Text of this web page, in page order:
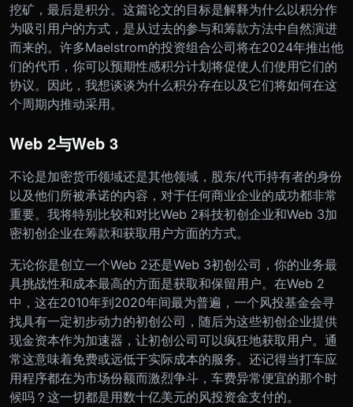
挖矿，最后是积分。这篇论文的目标是解释为什么以积分作
为吸引用户的方式，是从过去的参与和筹款方法中自然演进
而来的。许多Maelstrom的投资组合公司将在2024年推出他
们的代币，你可以预期性感积分计划将促使人们使用它们的
协议。因此，我想谈谈为什么积分存在以及它们将如何在这
个周期内推动采用。
Web 2与Web 3
不论是加密货币领域还是其他领域，股东/代币持有者的身份
以及他们所被承诺的内容，对于任何商业企业的成功都非常
重要。我将特别比较和对比Web 2科技初创企业和Web 3加
密初创企业在筹款和获取用户方面的方式。
无论你是创立一个Web 2还是Web 3初创公司，你的业务最
具挑战性和成本最高的方面是获取和保留用户。在Web 2
中，这在2010年到2020年间最为普遍，一个风投基金会寻
找具有一定初步动力的初创公司，随后为这些初创企业提供
现金资本作为加速器，让初创公司可以疯狂地获取用户。通
常这意味着免费或远低于实际成本的服务。还记得当打车应
用程序都在为市场份额而激烈争斗，车费异常便宜的那个时
候吗？这一切都是用数十亿美元的风投资金支付的。